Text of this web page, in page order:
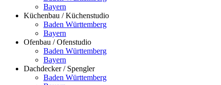
Bayern
Küchenbau / Küchenstudio
Baden Württemberg
Bayern
Ofenbau / Ofenstudio
Baden Württemberg
Bayern
Dachdecker / Spengler
Baden Württemberg